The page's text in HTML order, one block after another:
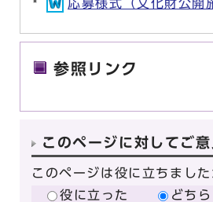
応募様式（文化財公
参照リンク
このページに対してご
このページは役に立ちまし
役に立った
どち